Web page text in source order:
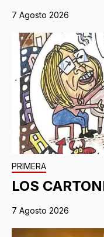
7 Agosto 2026
PRIMERA
LOS
7 Agosto 2026